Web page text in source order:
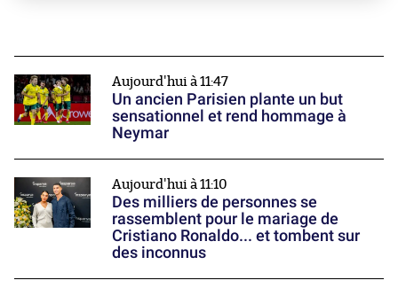
Aujourd'hui à 11:47
Un ancien Parisien plante un but
sensationnel et rend hommage à
Neymar
Aujourd'hui à 11:10
Des milliers de personnes se
rassemblent pour le mariage de
Cristiano Ronaldo... et tombent sur
des inconnus